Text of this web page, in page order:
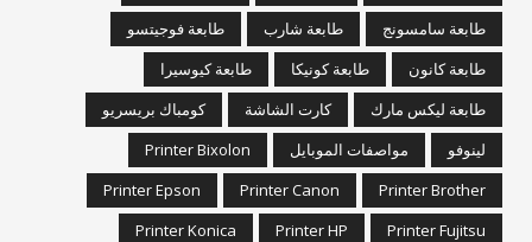
طابعة سامسونج
طابعة شارب
طابعة فوجيتسو
طابعة كانون
طابعة كونيكا
طابعة كيوسيرا
طابعة ليكس مارك
كارت الشاشة
كومباك بريسريو
لينوفو
مواصفات الموبايل
Printer Bixolon
Printer Brother
Printer Canon
Printer Epson
Printer Fujitsu
Printer HP
Printer Konica